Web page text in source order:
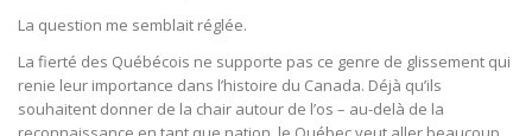
La question me semblait réglée.
La fierté des Québécois ne supporte pas ce genre de glissement qui
renie leur importance dans l’histoire du Canada. Déjà qu’ils
souhaitent donner de la chair autour de l’os – au-delà de la